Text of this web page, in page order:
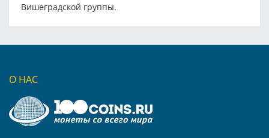
Вишеградской группы.
О НАС